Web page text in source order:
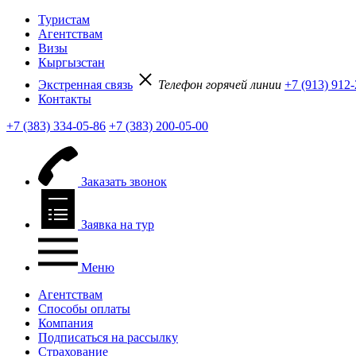
Туристам
Агентствам
Визы
Кыргызстан
Экстренная связь
Телефон горячей линии +7 (913)
Контакты
+7 (383) 334-05-86 +7 (383) 200-05-00
Заказать звонок
Заявка на тур
Меню
Агентствам
Способы оплаты
Компания
Подписаться на рассылку
Страхование